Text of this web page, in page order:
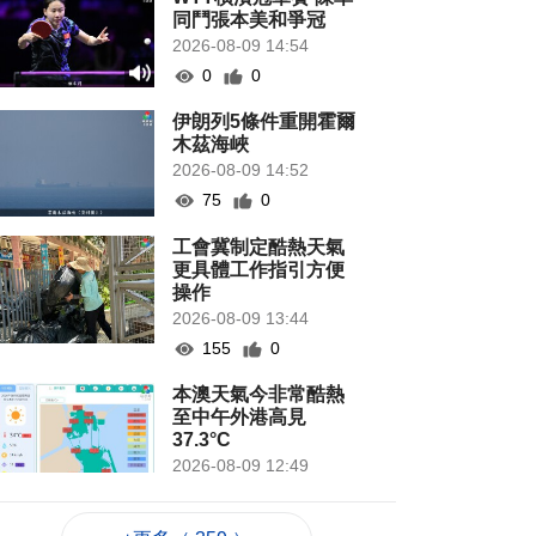
同鬥張本美和爭冠
2026-08-09 14:54
0
0
伊朗列5條件重開霍爾
木茲海峽
2026-08-09 14:52
75
0
工會冀制定酷熱天氣
更具體工作指引方便
操作
2026-08-09 13:44
155
0
本澳天氣今非常酷熱
至中午外港高見
37.3°C
2026-08-09 12:49